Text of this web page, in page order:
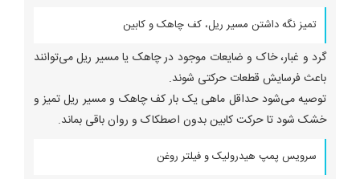
تمیز نگه داشتن مسیر ریل، کف چاهک و کابین
گرد و غبار، خاک و ضایعات موجود در چاهک یا مسیر ریل می‌توانند
باعث فرسایش قطعات حرکتی شوند.
توصیه می‌شود حداقل ماهی یک بار کف چاهک و مسیر ریل تمیز و
خشک شود تا حرکت کابین بدون اصطکاک و روان باقی بماند.
سرویس پمپ هیدرولیک و فیلتر روغن